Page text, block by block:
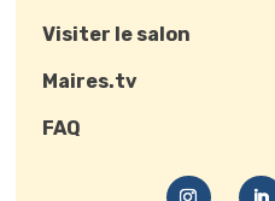
Visiter le salon
Maires.tv
FAQ